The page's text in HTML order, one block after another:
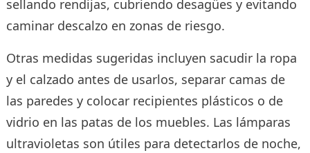
sellando rendijas, cubriendo desagües y evitando
caminar descalzo en zonas de riesgo.
Otras medidas sugeridas incluyen sacudir la ropa
y el calzado antes de usarlos, separar camas de
las paredes y colocar recipientes plásticos o de
vidrio en las patas de los muebles. Las lámparas
ultravioletas son útiles para detectarlos de noche,